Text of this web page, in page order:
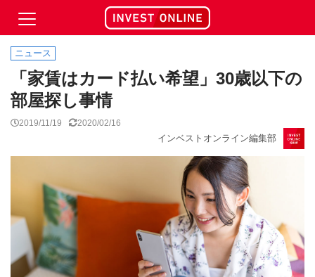
ニュース
「家賃はカード払い希望」30歳以下の
部屋探し事情
2019/11/19 2020/02/16
インベストオンライン編集部